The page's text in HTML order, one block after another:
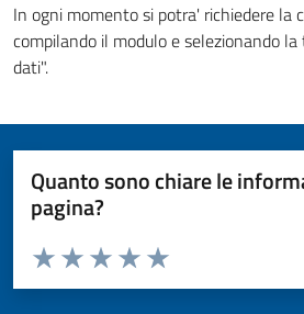
In ogni momento si potra' richiedere la
compilando il modulo e selezionando
dati".
Quanto sono chiare le
pagina?
Valuta da 1 a 5 stelle la pagina
Valuta 5 stelle su 5
Valuta 4 stelle su 5
Valuta 3 stelle su 5
Valuta 2 stelle su 5
Valuta 1 stelle su 5